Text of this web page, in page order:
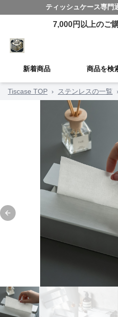
ティッシュケース専門
7,000円以上のご
新着商品 商品を検
Tiscase TOP › ステンレスの一覧 ›
Previous slide